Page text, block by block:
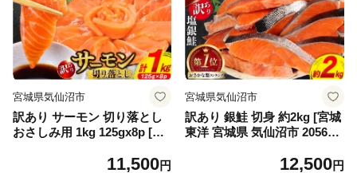
宮城県気仙沼市
訳あり サーモン 切り落とし
おさしみ用 1kg 125gx8p [足
4313] 魚 魚介類 鮭 お刺し身
11,500円
宮城県気仙沼市
訳あり 銀鮭 切身 約2kg [宮城
東洋 宮城県 気仙沼市 205649
格外 不揃い さけ サケ 鮭切身
12,500円